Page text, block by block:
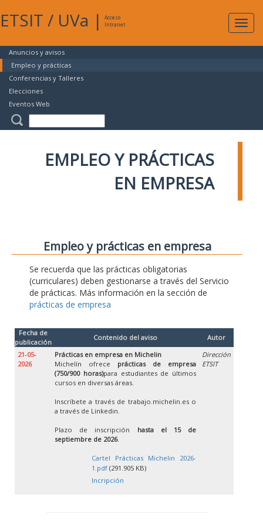
ETSIT / UVa |
Acceso
Intranet
Anuncios y avisos
Empleo y prácticas
Conferencias y Talleres
Elecciones
Eventos Web
EMPLEO Y PRÁCTICAS
EN EMPRESA
Empleo y prácticas en empresa
Se recuerda que las prácticas obligatorias
(curriculares) deben gestionarse a través del Servicio
de prácticas. Más información en la sección de
prácticas de empresa
Fecha de
publicación
Contenido del aviso
Autor
21-05-
2026
Prácticas en empresa en Michelin
Michelín ofrece prácticas de empresa
(750/900 horas)para estudiantes de últimos
cursos en diversas áreas.
Inscríbete a través de trabajo.michelin.es o
a través de Linkedin.
Plazo de inscripción hasta el 15 de
septiembre de 2026.
Cartel Prácticas Michelin 2026-
1.pdf (291.905 KB)
Incripción
Dirección
ETSIT